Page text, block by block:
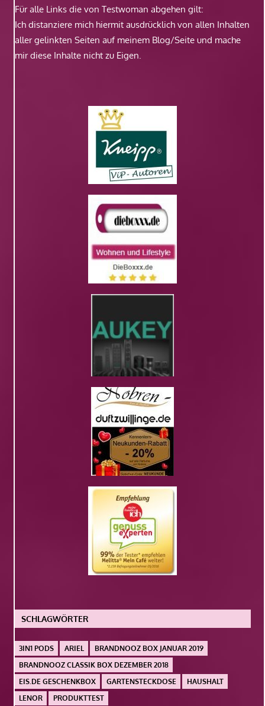
Für alle Links die von Testwoman abgehen gilt:
Ich distanziere mich hiermit ausdrücklich von allen Inhalten
aller gelinkten Seiten auf meinem Blog/Seite und mache
mir diese Inhalte nicht zu Eigen.
SCHLAGWÖRTER
3IN1 PODS ARIEL
BRANDNOOZ BOX JANUAR 2019
BRANDNOOZ CLASSIK BOX DEZEMBER 2018
EIS.DE GESCHENKBOX
GARTENSTECKDOSE
HAUSHALT
LENOR
PRODUKTTEST